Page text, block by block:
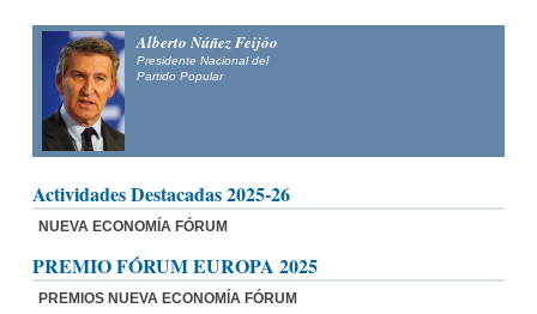
Alberto Núñez Feijóo
Presidente Nacional del
Partido Popular
Actividades Destacadas 2025-26
NUEVA ECONOMÍA FÓRUM
PREMIO FÓRUM EUROPA 2025
PREMIOS NUEVA ECONOMÍA FÓRUM